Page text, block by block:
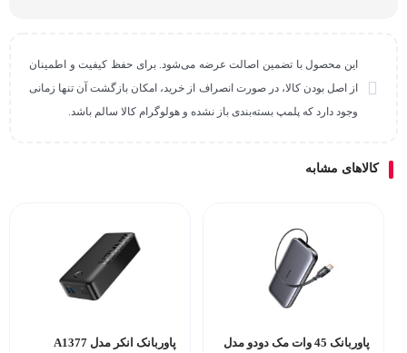
این محصول با تضمین اصالت عرضه می‌شود. برای حفظ کیفیت و اطمینان
از اصل بودن کالا، در صورت انصراف از خرید، امکان بازگشت آن تنها زمانی
وجود دارد که پلمپ بسته‌بندی باز نشده و هولوگرام کالا سالم باشد.
کالاهای مشابه
پاوربانک 45 وات مک دودو مدل
پاوربانک انکر مدل A1377